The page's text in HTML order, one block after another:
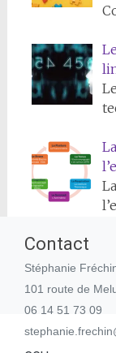
Contact
Stéphanie
101 route de
06 14 51 73 09
© 2024